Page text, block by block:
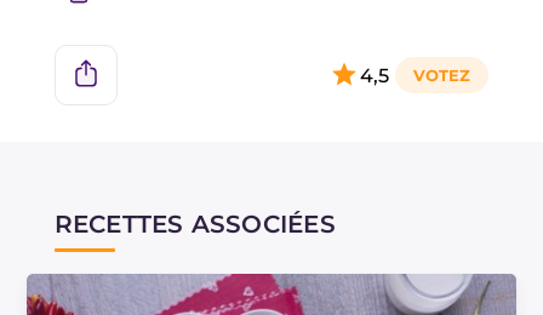
4,5
RECETTES ASSOCIÉES